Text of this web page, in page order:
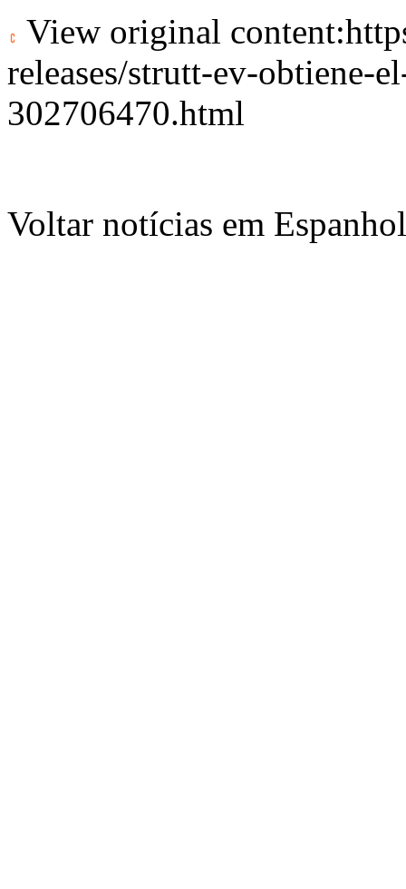
View original content:
releases/strutt-ev-obtiene-
302706470.html
Voltar notícias em Espanhol